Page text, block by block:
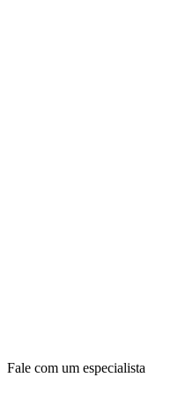
Fale com um especialista